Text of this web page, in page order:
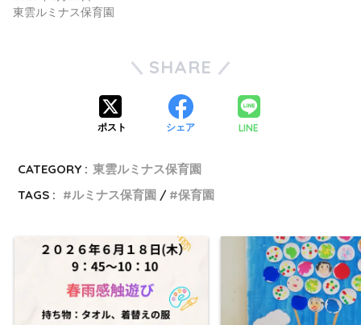
東雲ルミナス保育園
SHARE
ポスト シェア LINE
CATEGORY : 東雲ルミナス保育園
TAGS :
ルミナス保育園 保育園